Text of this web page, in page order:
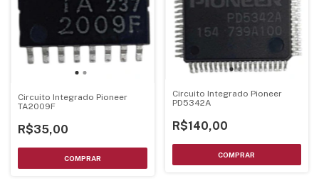
Circuito Integrado Pioneer
TA2009F
R$35,00
Circuito Integrado Pioneer
PD5342A
R$140,00